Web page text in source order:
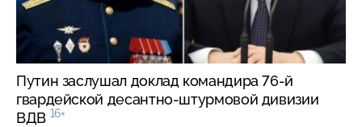
Путин заслушал доклад командира 76-й
гвардейской десантно-штурмовой дивизии
ВДВ 16+